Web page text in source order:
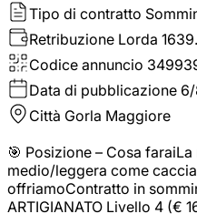
Tipo di contratto
Retribuzione Lorda
Codice annuncio
Data di pubblicazione
Città Gorla Maggiore
🎯 Posizione – Cosa
medio/leggera come
offriamoContratto in
ARTIGIANATO Livello 4 (€